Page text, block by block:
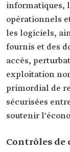
informatiques,
opérationnels
les logiciels,
fournis et des
accès,
exploitation
primordial de
sécurisées
soutenir
Contrôles de